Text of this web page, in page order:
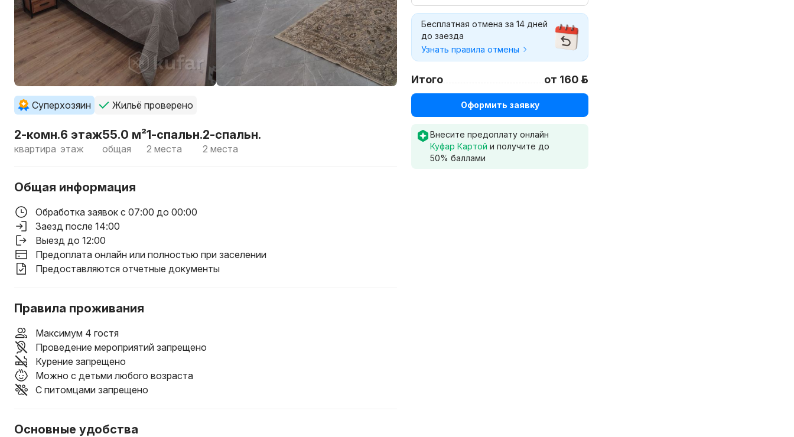
Суперхозяин Жильё проверено
2-комн.
квартира
6 этаж
этаж
55.0 м²
общая
1-спальн.
2 места
2-спальн.
2 места
Общая информация
Обработка заявок с 07:00 до 00:00
Заезд после 14:00
Выезд до 12:00
Предоплата онлайн или полностью при заселении
Предоставляются отчетные документы
Правила проживания
Максимум 4 гостя
Проведение мероприятий запрещено
Курение запрещено
Можно с детьми любого возраста
С питомцами запрещено
Основные удобства
Бесплатная отмена за 14 дней
до заезда
Узнать правила отмены
Итого от 160 р.
Оформить заявку
Внесите предоплату онлайн
Куфар Картой и получите до
50% баллами